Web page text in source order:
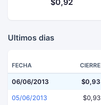
$0,92
Ultimos dias
FECHA CIERRE
06/06/2013 $0,93
05/06/2013 $0,93